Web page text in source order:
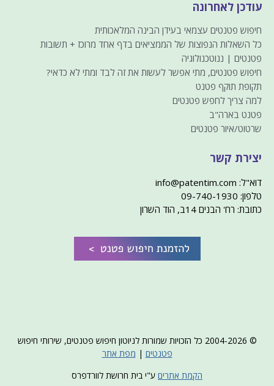
עודכן לאחרונה
חיפוש פטנטים עצמאי בעידן הבינה המלאכותית
כל השאלות הנפוצות של הממציאים בדף אחד מרוכז + תשובות
פטנטים | ננוטכנולוגיה
חיפוש פטנטים, מתי אפשר לעשות את זה לבד ומתי לא כדאי?
תקופת תוקף פטנט
למה צריך לחפש פטנטים
פטנט בארה"ב
שרטוט/איור פטנטים
יצירת קשר
דוא"ל: info@patentim.com
טלפון: 09-740-1930
כתובת: רח' הבנים 14ב, הוד השרון
© 2004-2026 כל הזכויות שמורות לניוטון חיפוש פטנטים, שירותי חיפוש
פטנטים | מפת אתר
הקמת אתרים ע"י בית חרושת לוורדפרס